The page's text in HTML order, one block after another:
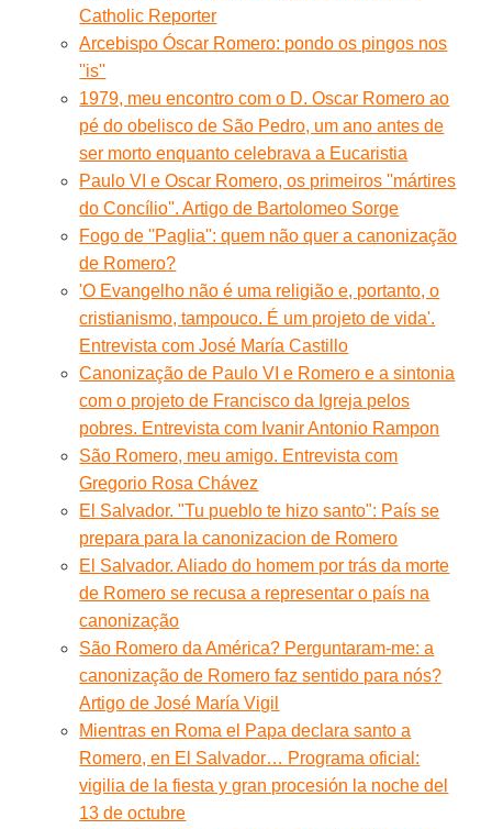
Catholic Reporter
Arcebispo Óscar Romero: pondo os pingos nos
''is''
1979, meu encontro com o D. Oscar Romero ao
pé do obelisco de São Pedro, um ano antes de
ser morto enquanto celebrava a Eucaristia
Paulo VI e Oscar Romero, os primeiros ''mártires
do Concílio''. Artigo de Bartolomeo Sorge
Fogo de ''Paglia'': quem não quer a canonização
de Romero?
'O Evangelho não é uma religião e, portanto, o
cristianismo, tampouco. É um projeto de vida'.
Entrevista com José María Castillo
Canonização de Paulo VI e Romero e a sintonia
com o projeto de Francisco da Igreja pelos
pobres. Entrevista com Ivanir Antonio Rampon
São Romero, meu amigo. Entrevista com
Gregorio Rosa Chávez
El Salvador. "Tu pueblo te hizo santo": País se
prepara para la canonizacion de Romero
El Salvador. Aliado do homem por trás da morte
de Romero se recusa a representar o país na
canonização
São Romero da América? Perguntaram-me: a
canonização de Romero faz sentido para nós?
Artigo de José María Vigil
Mientras en Roma el Papa declara santo a
Romero, en El Salvador… Programa oficial:
vigilia de la fiesta y gran procesión la noche del
13 de octubre